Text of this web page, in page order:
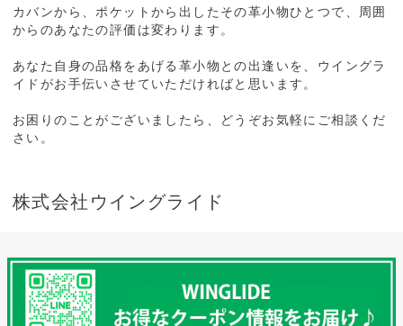
カバンから、ポケットから出したその革小物ひとつで、周囲
からのあなたの評価は変わります。
あなた自身の品格をあげる革小物との出逢いを、ウイングラ
イドがお手伝いさせていただければと思います。
お困りのことがございましたら、どうぞお気軽にご相談くだ
さい。
株式会社ウイングライド